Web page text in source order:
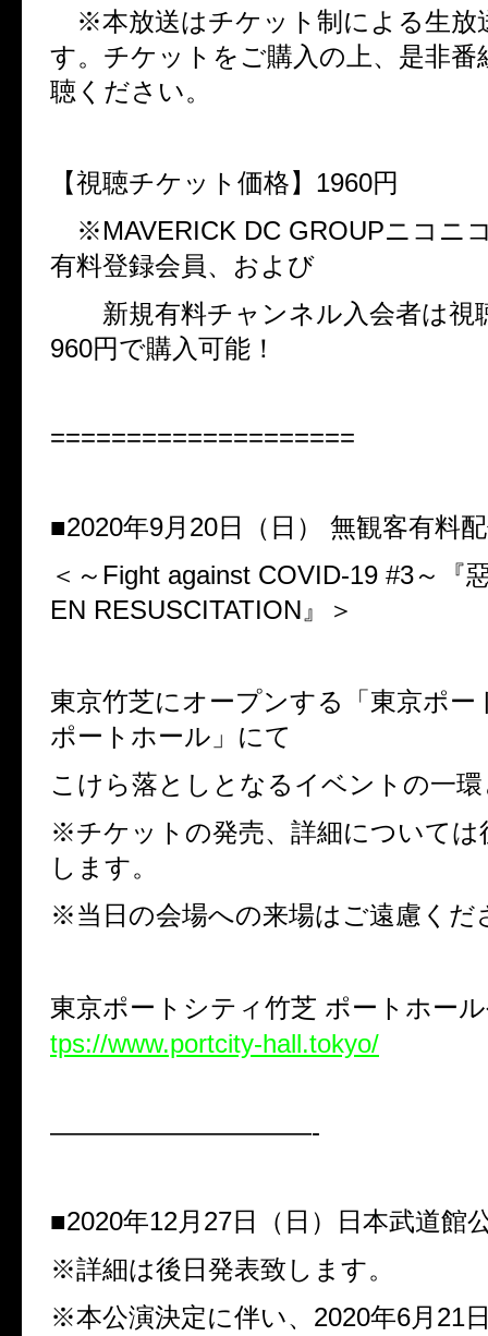
※本放送はチケット制による生放
す。チケットをご購入の上、是非番
聴ください。
【視聴チケット価格】 1960円
※MAVERICK DC GROUPニコニ
有料登録会員、および
新規有料チャンネル入会者は視
960円で購入可能！
====================
■2020年9月 20日（日）
無観客有料
＜～ Fight against COVID-19 #3～『
EN RESUSCITATION 』＞
東京竹芝にオープンする「東京ポー
ポートホール」にて
こけら落としとなるイベントの一
※チケットの発売、詳細については
します。
※当日の会場への来場はご遠慮くだ
東京ポートシティ竹芝 ポートホー
tps://www.portcity-hall.tokyo/
——————————-
■2020年12月 27日（日）日本武道館
※詳細は後日発表致します。
※本公演決定に伴い、 2020年6月 21